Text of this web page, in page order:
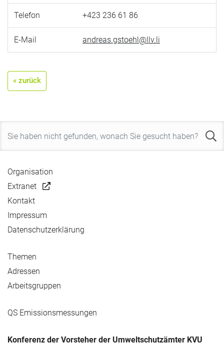
Telefon +423 236 61 86
E-Mail andreas.gstoehl@llv.li
« zurück
Organisation
Extranet
Kontakt
Impressum
Datenschutzerklärung
Themen
Adressen
Arbeitsgruppen
QS Emissionsmessungen
Konferenz der Vorsteher der Umweltschutzämter KVU